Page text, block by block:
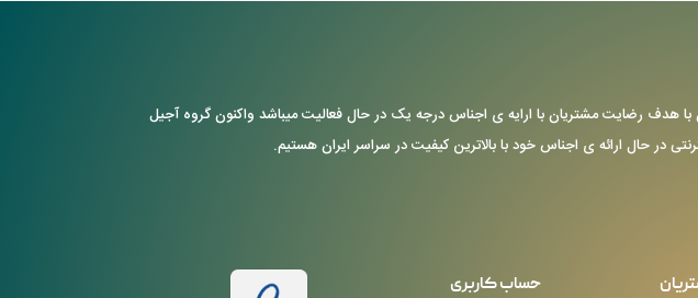
ابتدا تا کنون با هدف رضایت مشتریان با ارایه ی اجناس درجه یک در حال فعالیت میباشد واکنون گروه آجیل
در حال ارائه ی اجناس خود با بالاترین کیفیت در سراسر ایران هستیم.
حساب کاربری